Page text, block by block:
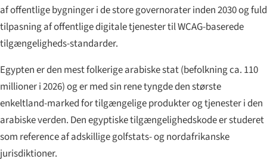
af offentlige bygninger i de store governorater inden 2030 og fuld
tilpasning af offentlige digitale tjenester til WCAG-baserede
tilgængeligheds-standarder.
Egypten er den mest folkerige arabiske stat (befolkning ca. 110
millioner i 2026) og er med sin rene tyngde den største
enkeltland-marked for tilgængelige produkter og tjenester i den
arabiske verden. Den egyptiske tilgængelighedskode er studeret
som reference af adskillige golfstats- og nordafrikanske
jurisdiktioner.